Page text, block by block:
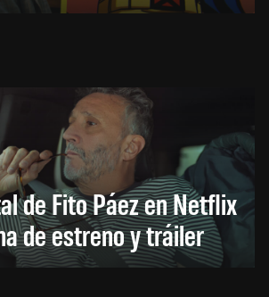
de Fito Páez en Netflix
de estreno y tráiler